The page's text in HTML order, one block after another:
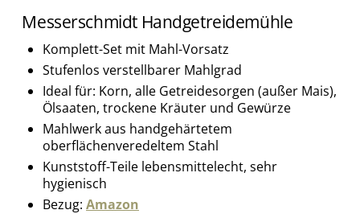
Messerschmidt Handgetreidemühle
Komplett-Set mit Mahl-Vorsatz
Stufenlos verstellbarer Mahlgrad
Ideal für: Korn, alle Getreidesorgen (außer Mais),
Ölsaaten, trockene Kräuter und Gewürze
Mahlwerk aus handgehärtetem
oberflächenveredeltem Stahl
Kunststoff-Teile lebensmittelecht, sehr
hygienisch
Bezug: Amazon